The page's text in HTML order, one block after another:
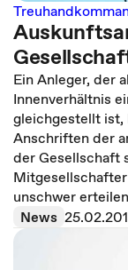
Ein Anleger, der
Innenverhältnis
gleichgestellt ist,
Anschriften der
der Gesellschaft
unschwer
News